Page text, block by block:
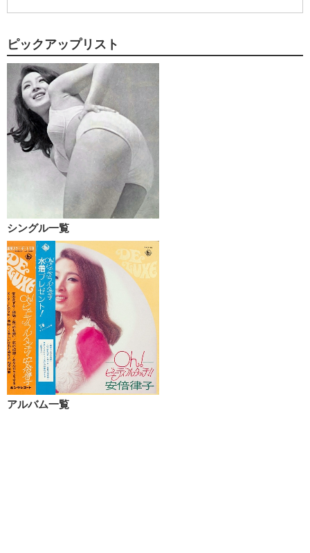
ピックアップリスト
シングル一覧
アルバム一覧